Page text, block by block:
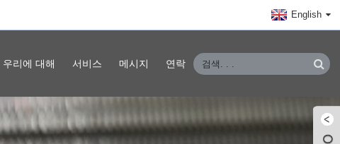
English
우리에 대해 서비스 메시지 연락